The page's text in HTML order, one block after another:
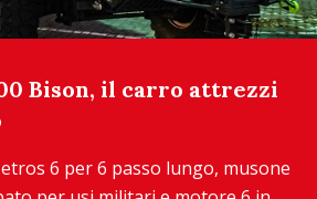
Bison, il carro attrezzi
6 per 6 passo lungo, musone